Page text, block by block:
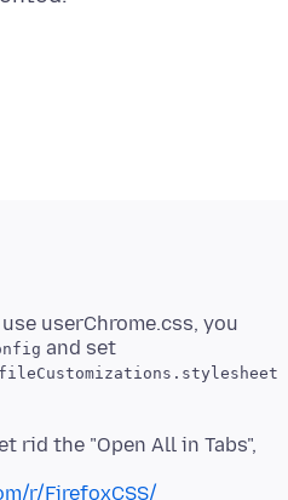
userChrome.css, you
and set
rid the "Open All in Tabs",
r/FirefoxCSS/